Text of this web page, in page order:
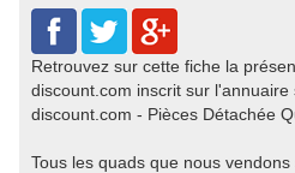
Retrouvez sur cette fiche la
discount.com inscrit sur
discount.com - Pièces Détachée
Tous les quads que nous